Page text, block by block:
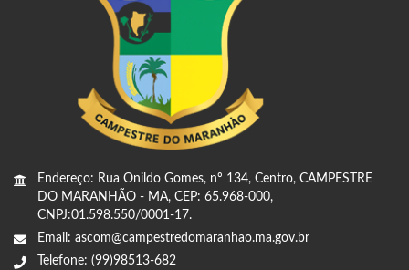
Endereço: Rua Onildo Gomes, nº 134, Centro, CAMPESTRE
DO MARANHÃO - MA, CEP: 65.968-000,
CNPJ:01.598.550/0001-17.
Email: ascom@campestredomaranhao.ma.gov.br
Telefone: (99)98513-682